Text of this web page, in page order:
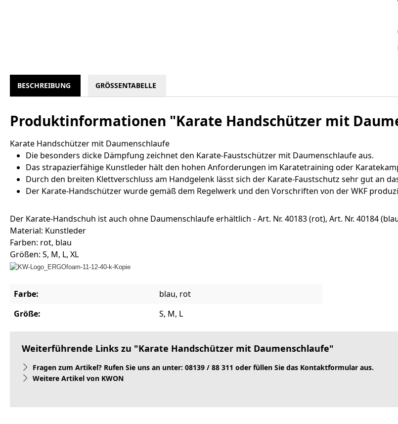
BESCHREIBUNG GRÖSSENTABELLE
Produktinformationen "Karate Handschützer mit
Karate Handschützer mit Daumenschlaufe
Die besonders dicke Dämpfung zeichnet den Karate-Faustschützer mit Daumenschlaufe aus.
Das strapazierfähige Kunstleder hält den hohen Anforderungen im Karatetraining oder
Durch den breiten Klettverschluss am Handgelenk lässt sich der Karate-Faustschutz sehr gut an
Der Karate-Handschützer wurde gemäß dem Regelwerk und den Vorschriften von der WKF
Der Karate-Handschuh ist auch ohne Daumenschlaufe erhältlich - Art. Nr. 40183 (rot), Art. Nr. 40184
Material: Kunstleder
Farben: rot, blau
Größen: S, M, L, XL
Farbe:
blau, rot
Größe:
S, M, L
Weiterführende Links zu "Karate Handschützer mit Daumenschlaufe"
Fragen zum Artikel? Rufen Sie uns an unter: 08139 / 88 311 oder füllen Sie das Kontaktformular aus.
Weitere Artikel von KWON